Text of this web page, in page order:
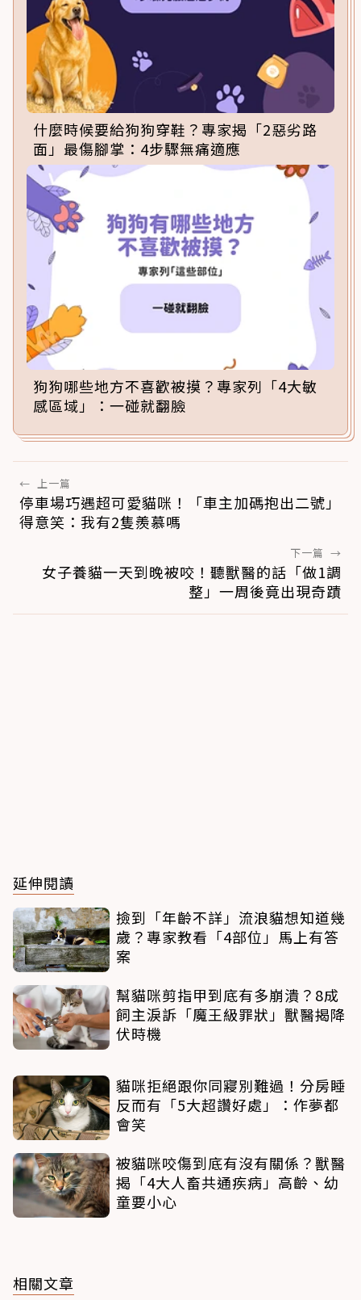
什麼時候要給狗狗穿鞋？專家揭「2惡劣路
面」最傷腳掌：4步驟無痛適應
狗狗哪些地方不喜歡被摸？專家列「4大敏
感區域」：一碰就翻臉
← 上一篇
停車場巧遇超可愛貓咪！「車主加碼抱出二號」
得意笑：我有2隻羨慕嗎
下一篇 →
女子養貓一天到晚被咬！聽獸醫的話「做1調
整」一周後竟出現奇蹟
延伸閱讀
撿到「年齡不詳」流浪貓想知道幾
歲？專家教看「4部位」馬上有答
案
幫貓咪剪指甲到底有多崩潰？8成
飼主淚訴「魔王級罪狀」獸醫揭降
伏時機
貓咪拒絕跟你同寢別難過！分房睡
反而有「5大超讚好處」：作夢都
會笑
被貓咪咬傷到底有沒有關係？獸醫
揭「4大人畜共通疾病」高齡、幼
童要小心
相關文章